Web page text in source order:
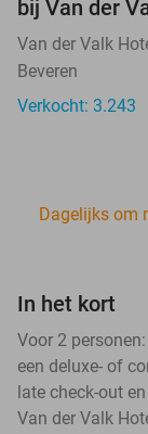
bij Van der
Van der Valk
Beveren
Verkocht: 3.243
Dagelijks om
In het kort
Voor 2
een deluxe- of
late check-out
Van der Valk